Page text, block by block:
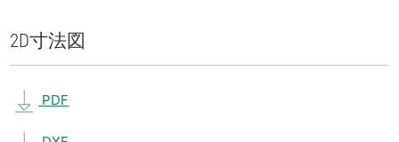
2D寸法図
PDF